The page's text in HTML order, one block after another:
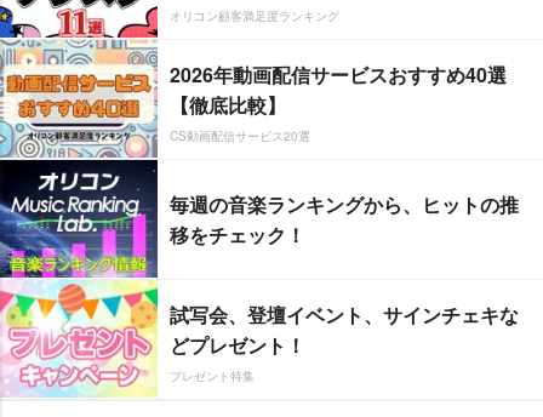
オリコン顧客満足度ランキング
2026年動画配信サービスおすすめ40選
【徹底比較】
CS動画配信サービス20選
毎週の音楽ランキングから、ヒットの推
移をチェック！
試写会、登壇イベント、サインチェキな
どプレゼント！
プレゼント特集